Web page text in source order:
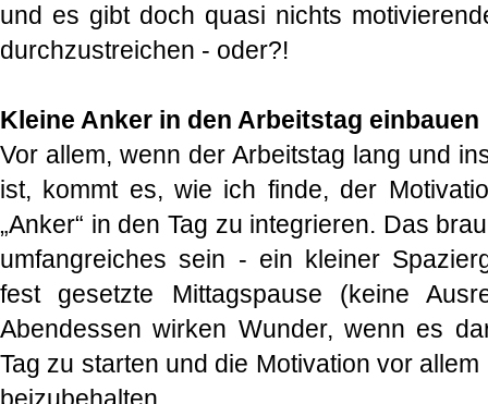
und es gibt doch quasi nichts
durchzustreichen - oder?!
Kleine Anker in den Arbeitstag einbauen
Vor allem, wenn der Arbeitstag lang und
ist, kommt es, wie ich finde, der
„Anker“ in den Tag zu integrieren. Das
umfangreiches sein - ein kleiner
fest gesetzte Mittagspause (keine
Abendessen wirken Wunder, wenn es
Tag zu starten und die Motivation vor